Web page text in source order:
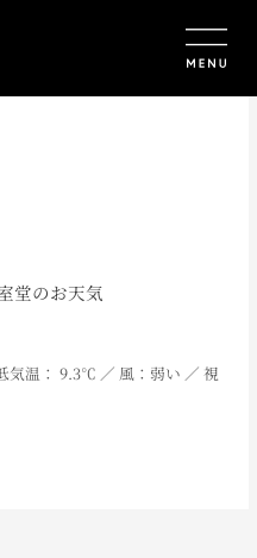
堂のお天気
気温： 9.3℃ ／ 風：弱い ／ 視